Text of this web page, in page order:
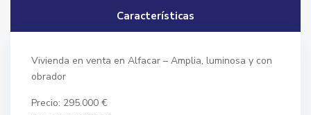
Características
Vivienda en venta en Alfacar – Amplia, luminosa y con
obrador
Precio: 295.000 €